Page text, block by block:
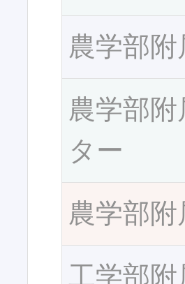
農学部
農学部
ター
農学部
工学部